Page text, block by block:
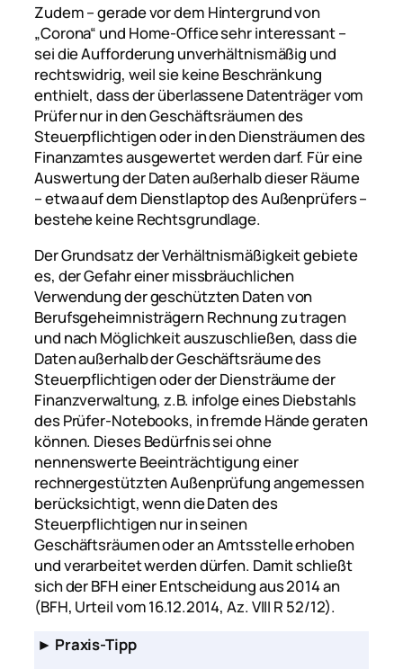
Zudem – gerade vor dem Hintergrund von
„Corona“ und Home-Office sehr interessant –
sei die Aufforderung unverhältnismäßig und
rechtswidrig, weil sie keine Beschränkung
enthielt, dass der überlassene Datenträger vom
Prüfer nur in den Geschäftsräumen des
Steuerpflichtigen oder in den Diensträumen des
Finanzamtes ausgewertet werden darf. Für eine
Auswertung der Daten außerhalb dieser Räume
– etwa auf dem Dienstlaptop des Außenprüfers –
bestehe keine Rechtsgrundlage.
Der Grundsatz der Verhältnismäßigkeit gebiete
es, der Gefahr einer missbräuchlichen
Verwendung der geschützten Daten von
Berufsgeheimnisträgern Rechnung zu tragen
und nach Möglichkeit auszuschließen, dass die
Daten außerhalb der Geschäftsräume des
Steuerpflichtigen oder der Diensträume der
Finanzverwaltung, z.B. infolge eines Diebstahls
des Prüfer-Notebooks, in fremde Hände geraten
können. Dieses Bedürfnis sei ohne
nennenswerte Beeinträchtigung einer
rechnergestützten Außenprüfung angemessen
berücksichtigt, wenn die Daten des
Steuerpflichtigen nur in seinen
Geschäftsräumen oder an Amtsstelle erhoben
und verarbeitet werden dürfen. Damit schließt
sich der BFH einer Entscheidung aus 2014 an
(BFH, Urteil vom 16.12.2014, Az. VIII R 52/12).
► Praxis-Tipp